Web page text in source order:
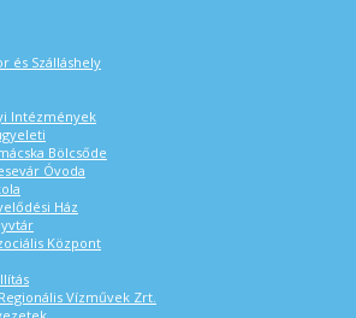
és Szálláshely
Intézmények
Bölcsőde
Óvoda
Ház
Központ
Vízművek Zrt.